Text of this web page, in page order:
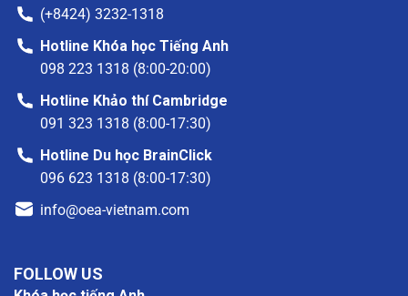
(+8424) 3232-1318
Hotline Khóa học Tiếng Anh
098 223 1318 (8:00-20:00)
Hotline Khảo thí Cambridge
091 323 1318 (8:00-17:30)
Hotline Du học BrainClick
096 623 1318 (8:00-17:30)
info@oea-vietnam.com
FOLLOW US